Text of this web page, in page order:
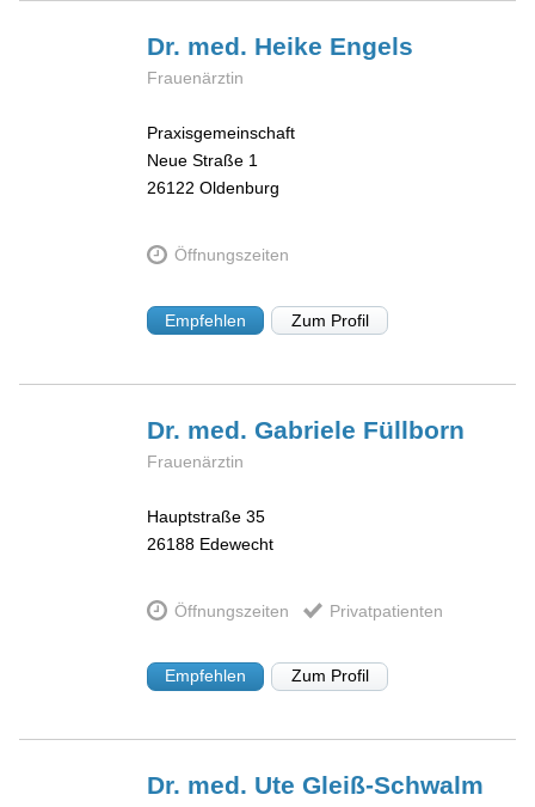
Dr. med. Heike Engels
Frauenärztin
Praxisgemeinschaft
Neue Straße 1
26122 Oldenburg
Öffnungszeiten
Empfehlen Zum Profil
Dr. med. Gabriele Füllborn
Frauenärztin
Hauptstraße 35
26188 Edewecht
Öffnungszeiten Privatpatienten
Empfehlen Zum Profil
Dr. med. UteGleiß-Schwalm